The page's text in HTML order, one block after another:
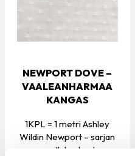
NEWPORT DOVE –
VAALEANHARMAA
KANGAS
1KPL = 1 metri Ashley
Wildin Newport – sarjan
puuvillakankaat...